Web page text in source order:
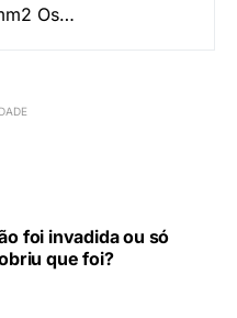
Os…
foi invadida ou só
que foi?